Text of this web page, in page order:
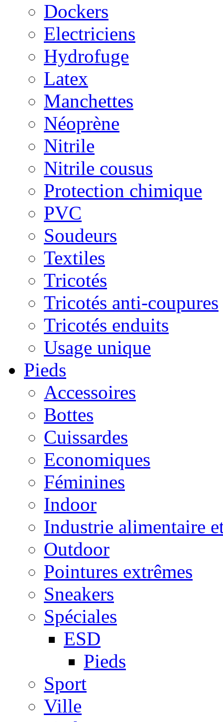
Dockers
Electriciens
Hydrofuge
Latex
Manchettes
Néoprène
Nitrile
Nitrile cousus
Protection chimique
PVC
Soudeurs
Textiles
Tricotés
Tricotés anti-coupures
Tricotés enduits
Usage unique
Pieds
Accessoires
Bottes
Cuissardes
Economiques
Féminines
Indoor
Industrie alimentaire
Outdoor
Pointures extrêmes
Sneakers
Spéciales
ESD
Pieds
Sport
Ville